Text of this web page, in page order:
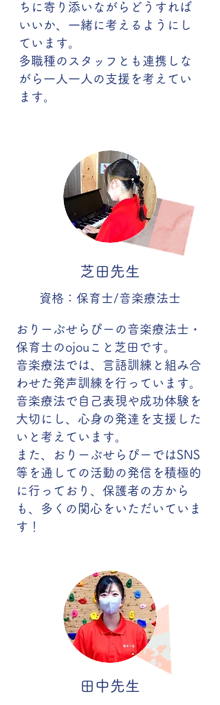
ちに寄り添いながらどうすれば
いいか、一緒に考えるようにし
ています。
多職種のスタッフとも連携しな
がら一人一人の支援を考えてい
ます。
芝田先生
資格：保育士/音楽療法士
おりーぶせらぴーの音楽療法士・
保育士のojouこと芝田です。
音楽療法では、言語訓練と組み合
わせた発声訓練を行っています。
音楽療法で自己表現や成功体験を
大切にし、心身の発達を支援した
いと考えています。
また、おりーぶせらぴーではSNS
等を通しての活動の発信を積極的
に行っており、 保護者の方から
も、多くの関心をいただいていま
す！
田中先生